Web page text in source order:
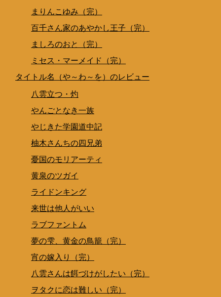
まりんこゆみ（完）
百千さん家のあやかし王子（完）
ましろのおと（完）
ミセス・マーメイド（完）
タイトル名（や～わ～を）のレビュー
八雲立つ・灼
やんごとなき一族
やじきた学園道中記
柚木さんちの四兄弟
憂国のモリアーティ
黄泉のツガイ
ライドンキング
来世は他人がいい
ラブファントム
夢の雫、黄金の鳥籠（完）
宵の嫁入り（完）
八雲さんは餌づけがしたい（完）
ヲタクに恋は難しい（完）